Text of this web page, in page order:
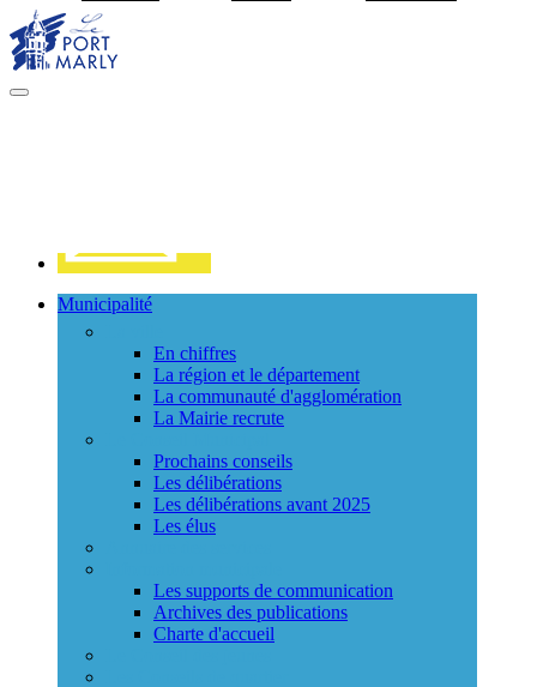
MENU
Municipalité
En chiffres
La région et le département
La communauté d'agglomération
La Mairie recrute
Prochains conseils
Les délibérations
Les délibérations avant 2025
Les élus
Les supports de communication
Archives des publications
Charte d'accueil